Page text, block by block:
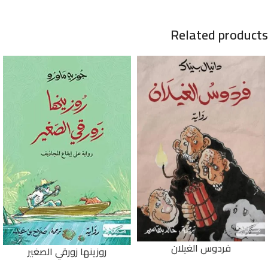
Related products
فردوس الغيلان
روزينها زورقي الصغير